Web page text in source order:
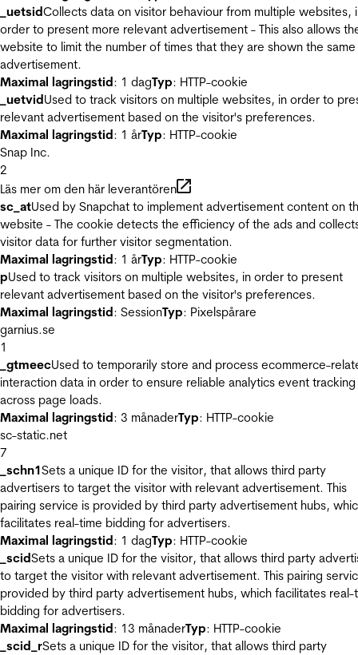
_uetsidCollects data on visitor behaviour from multiple websites,
order to present more relevant advertisement - This also allows
website to limit the number of times that they are shown the same
advertisement.
Maximal lagringstid: 1 dagTyp: HTTP-cookie
_uetvidUsed to track visitors on multiple websites, in order to
relevant advertisement based on the visitor's preferences.
Maximal lagringstid: 1 årTyp: HTTP-cookie
Snap Inc.
2
Läs mer om den här leverantören
sc_atUsed by Snapchat to implement advertisement content on
website - The cookie detects the efficiency of the ads and
visitor data for further visitor segmentation.
Maximal lagringstid: 1 årTyp: HTTP-cookie
pUsed to track visitors on multiple websites, in order to present
relevant advertisement based on the visitor's preferences.
Maximal lagringstid: SessionTyp: Pixelspårare
garnius.se
1
_gtmeecUsed to temporarily store and process ecommerce-
interaction data in order to ensure reliable analytics event tracking
across page loads.
Maximal lagringstid: 3 månaderTyp: HTTP-cookie
sc-static.net
7
_schn1Sets a unique ID for the visitor, that allows third party
advertisers to target the visitor with relevant advertisement. This
pairing service is provided by third party advertisement hubs,
facilitates real-time bidding for advertisers.
Maximal lagringstid: 1 dagTyp: HTTP-cookie
_scidSets a unique ID for the visitor, that allows third party
to target the visitor with relevant advertisement. This pairing
provided by third party advertisement hubs, which facilitates real-
bidding for advertisers.
Maximal lagringstid: 13 månaderTyp: HTTP-cookie
_scid_rSets a unique ID for the visitor, that allows third party